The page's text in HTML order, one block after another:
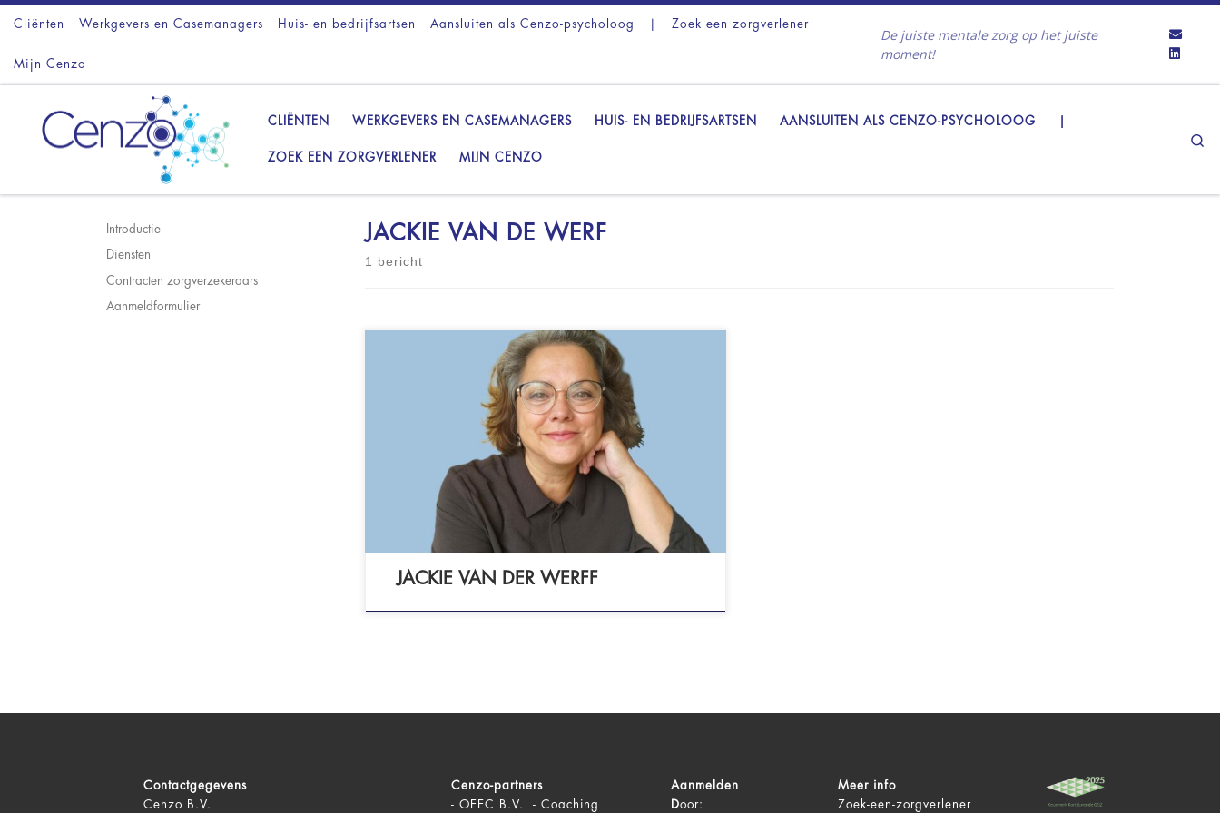
Ga naar inhoud
Cliënten Werkgevers en Casemanagers Huis- en bedrijfsartsen Aansluiten als Cenzo-psycholoog Zoek een zorgverlener
Mijn Cenzo
De juiste mentale zorg op het juiste
moment!
CLIËNTEN WERKGEVERS EN CASEMANAGERS HUIS- EN BEDRIJFSARTSEN AANSLUITEN ALS CENZO-PSYCHOLOOG
ZOEK EEN ZORGVERLENER MIJN CENZO
JACKIE VAN DE WERF
1 bericht
De Werff 't Holland 3 6921 GX DUIVEN -
Registerpsycholoog NIP/Arbeid en
Gezondheid - lid NIP (136903) - lid NFG
JACKIE VAN DER WERFF
Introductie
Diensten
Contracten zorgverzekeraars
Aanmeldformulier
Contactgegevens
Cenzo B.V.
Cenzo-partners
- OEEC B.V. - Coaching
Aanmelden
Door:
Meer info
Zoek-een-zorgverlener